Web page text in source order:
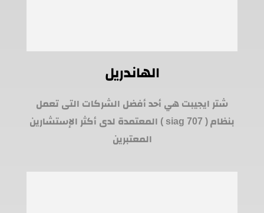
الهاندريل
شتر ايجيبت هي أحد أفضل الشركات التى تعمل
بنظام ( siag 707 ) المعتمدة لدى أكثر الإستشارين
المعتبرين